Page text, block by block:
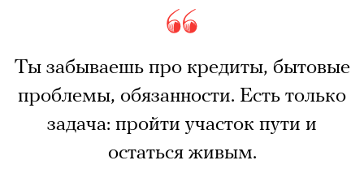
Ты забываешь про кредиты, бытовые
проблемы, обязанности. Есть только
задача: пройти участок пути и
остаться живым.